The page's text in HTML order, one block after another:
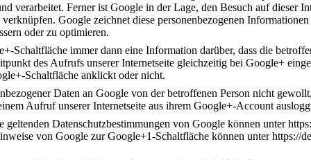
verarbeitet. Ferner ist Google in der Lage, den Besuch auf dieser
verknüpfen. Google zeichnet diese personenbezogenen
oder zu optimieren.
Schaltfläche immer dann eine Information darüber, dass die
des Aufrufs unserer Internetseite gleichzeitig bei Google+
Schaltfläche anklickt oder nicht.
Daten an Google von der betroffenen Person nicht
Aufruf unserer Internetseite aus ihrem Google+-Account
geltenden Datenschutzbestimmungen von Google können unter
von Google zur Google+1-Schaltfläche können unter https://